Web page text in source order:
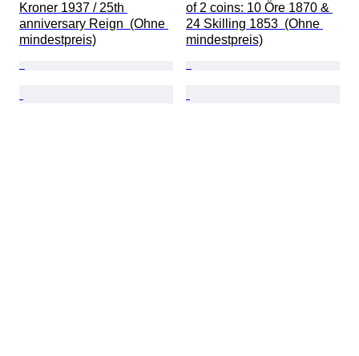
Kroner 1937 / 25th
anniversary Reign  (Ohne
mindestpreis)
of 2 coins: 10 Öre 1870 &
24 Skilling 1853  (Ohne
mindestpreis)